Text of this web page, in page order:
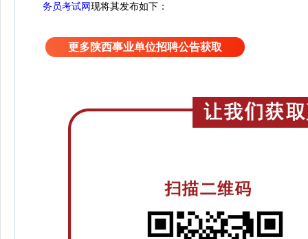
务员考试网现将其发布如下：
更多陕西事业单位招聘公告获取